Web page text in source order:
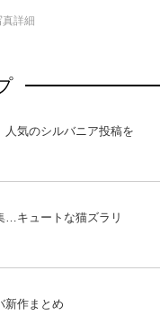
詳細
人気のシルバニア投稿を
…キュートな猫ズラリ
作まとめ